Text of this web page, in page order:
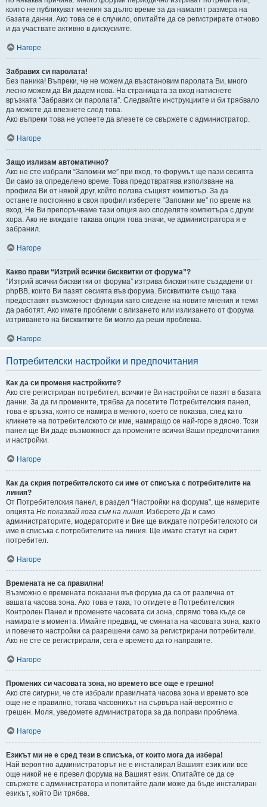
които не публикуват мнения за дълго време за да намалят размера на
базата данни. Ако това се е случило, опитайте да се регистрирате отново
и да участвате активно в дискусиите.
Нагоре
Забравих си паролата!
Без паника! Въпреки, че не можем да възстановим паролата Ви, много
лесно можем да Ви дадем нова. На страницата за вход натиснете
връзката "Забравих си паролата". Следвайте инструкциите и би трябвало
да можете да влезнете след това.
Ако въпреки това не успеете да влезете се свържете с администратор.
Нагоре
Защо излизам автоматично?
Ако не сте избрали “Запомни ме” при вход, то форумът ще пази сесията
Ви само за определено време. Това предотвратява използване на
профила Ви от някой друг, който ползва същият компютър. За да
останете постоянно в своя профил изберете “Запомни ме” по време на
вход. Не Ви препоръчваме тази опция ако споделяте компютъра с други
хора. Ако не виждате такава опция това значи, че администратора я е
забранил.
Нагоре
Какво прави “Изтрий всички бисквитки от форума”?
“Изтрий всички бисквитки от форума” изтрива бисквитките създадени от
phpBB, които Ви пазят сесията във форума. Бисквитките също така
предоставят възможност функции като следене на новите мнения и теми
да работят. Ако имате проблеми с влизането или излизането от форума
изтриването на бисквитките би могло да реши проблема.
Нагоре
Потребителски настройки и предпочитания
Как да си променя настройките?
Ако сте регистриран потребител, всичките Ви настройки се пазят в базата
данни. За да ги промените, трябва да посетите Потребителския панел,
това е връзка, която се намира в менюто, което се показва, след като
кликнете на потребителското си име, намиращо се най-горе в дясно. Този
панел ще Ви даде възможност да промените всички Ваши предпочитания
и настройки.
Нагоре
Как да скрия потребителското си име от списъка с потребителите на
линия?
От Потребителския панел, в раздел “Настройки на форума”, ще намерите
опцията Не показвай кога съм на линия . Изберете Да и само
администраторите, модераторите и Вие ще виждате потребителското си
име в списъка с потребителите на линия. Ще имате статут на скрит
потребител.
Нагоре
Времената не са правилни!
Възможно е времената показани във форума да са от различна от
вашата часова зона. Ако това е така, то отидете в Потребителския
Контролен Панел и променете часовата си зона, спрямо това къде се
намирате в момента. Имайте предвид, че смяната на часовата зона, както
и повечето настройки са разрешени само за регистрирани потребители.
Ако не сте се регистрирали, сега е времето да го направите.
Нагоре
Промених си часовата зона, но времето все още е грешно!
Ако сте сигурни, че сте избрали правилната часова зона и времето все
още не е правилно, тогава часовникът на сървъра най-вероятно е
грешен. Моля, уведомете администратора за да поправи проблема.
Нагоре
Езикът ми не е сред тези в списъка, от които мога да избера!
Най вероятно администраторът не е инсталирал Вашият език или все
още никой не е превел форума на Вашият език. Опитайте се да се
свържете с администратора и попитайте дали може да бъде инсталиран
езикът, който Ви трябва.